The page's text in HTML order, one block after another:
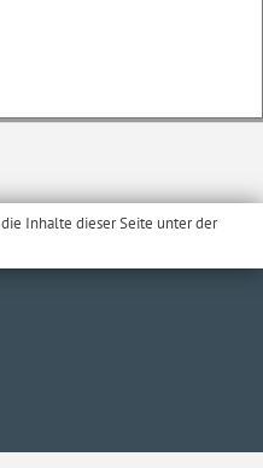
Inhalte dieser Seite unter der